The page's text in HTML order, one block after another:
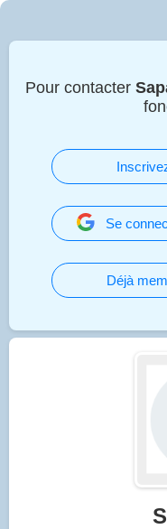
Pour contacter
Se
Déjà